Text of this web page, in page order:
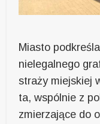
Miasto
nielegalnego
straży miejskiej
ta, wspólnie z
zmierzające do